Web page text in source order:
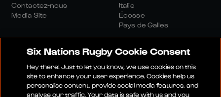
Contactez-nous
Media Site
Italie
Écosse
Pays de Galles
Site Média Conditions Générales
Six Nations Rugby Cookie Consent
Hey there! Just to let you know, we use cookies on this
site to enhance your user experience. Cookies help us
personalise content, provide social media features, and
analyse our traffic. Your data is safe with us and you